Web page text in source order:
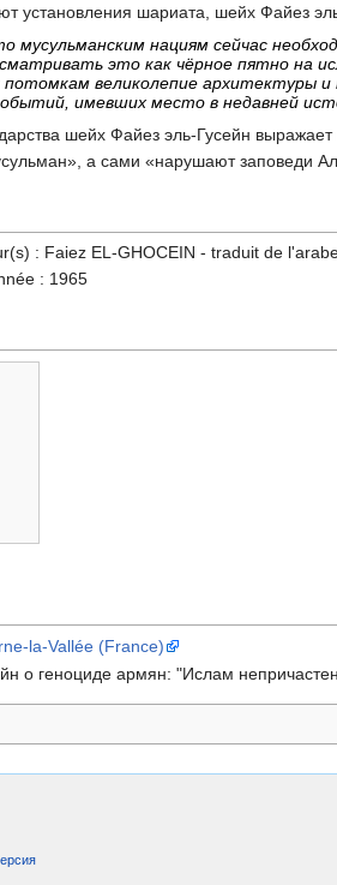
установления шариата, шейх Файез
мусульманским нациям сейчас
это как чёрное пятно на
потомкам великолепие
имевших место в недавней
шейх Файез эль-Гусейн
а сами «нарушают заповеди
: Faiez EL-GHOCEIN - traduit de
: 1965
la-Vallée (France)
о геноциде армян: "Ислам